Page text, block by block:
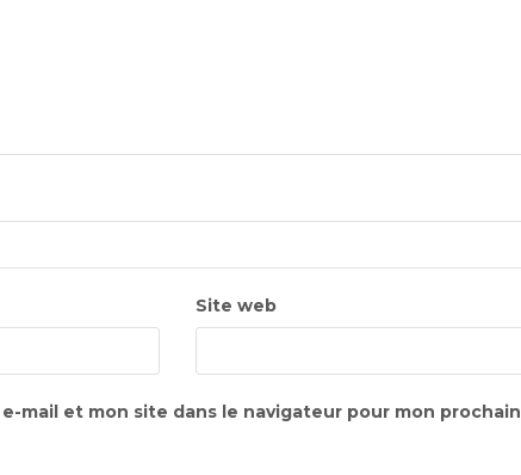
Site web
mail et mon site dans le navigateur pour mon prochain